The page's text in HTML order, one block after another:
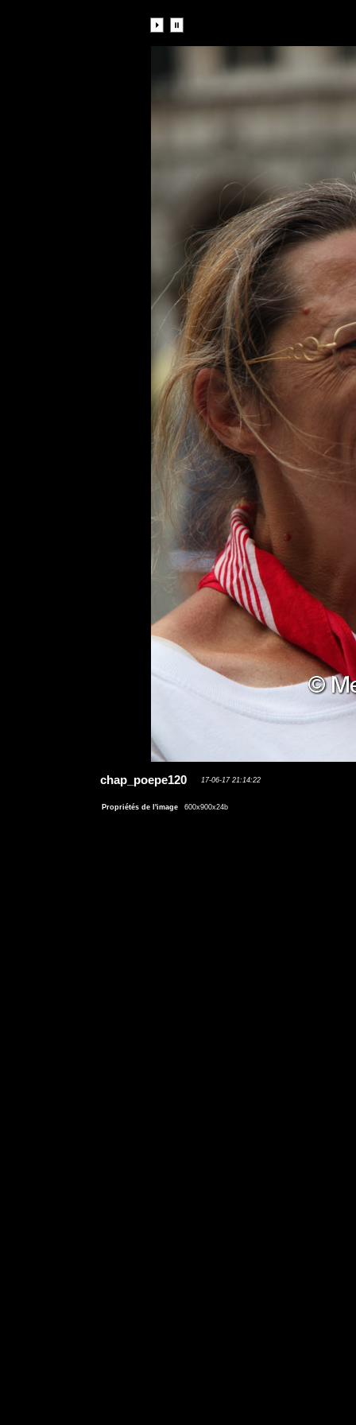
chap_poepe120 17-06-17 21:14:22
Propriétés de l'image 600x900x24b